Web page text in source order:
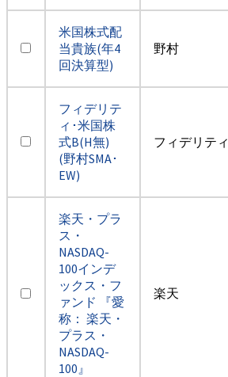
米国株式配
当貴族(年4
回決算型)
野村
フィデリテ
ィ･米国株
式B(H無)
(野村SMA･
EW)
フィデリティ
楽天・プラ
ス・
NASDAQ-
100インデ
ックス・フ
ァンド 『愛
称： 楽天・
プラス・
NASDAQ-
100』
楽天